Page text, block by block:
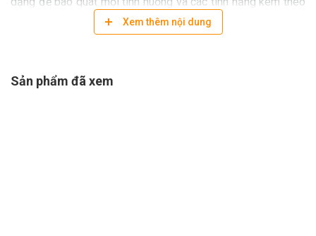
hỗ trợ tận răng cho các nhiếp ảnh gia chụp ảnh chân dung,
phong cảnh chuyên nghiệp.
Xem thêm nội dung
Sản phẩm đã xem